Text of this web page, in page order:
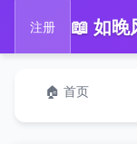
注册
🏠 首页